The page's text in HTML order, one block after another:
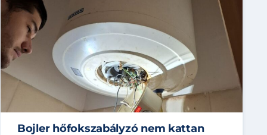
Bojler hőfokszabályzó nem kattan